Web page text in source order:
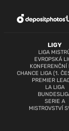
LIGY
LIGA
EVROPSKÁ
KONFERENČNÍ
CHANCE LIGA (1.
PREMIER
LA LIGA
SERIE A
MISTROVSTVÍ